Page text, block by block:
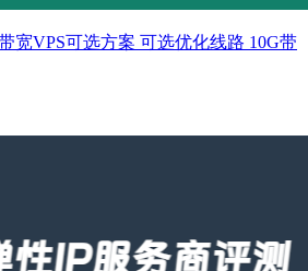
宽VPS可选方案 可选优化线路 10G带